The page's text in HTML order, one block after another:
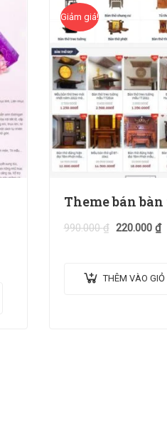
Giảm giá!
Theme bán
990.000₫ 220.000 ₫
THÊM VÀO